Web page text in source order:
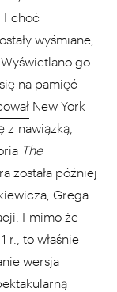
I choć
wyśmiane,
go
na pamięć
New York
z nawiązką,
The
została później
Grega
I mimo że
r., to właśnie
wersja